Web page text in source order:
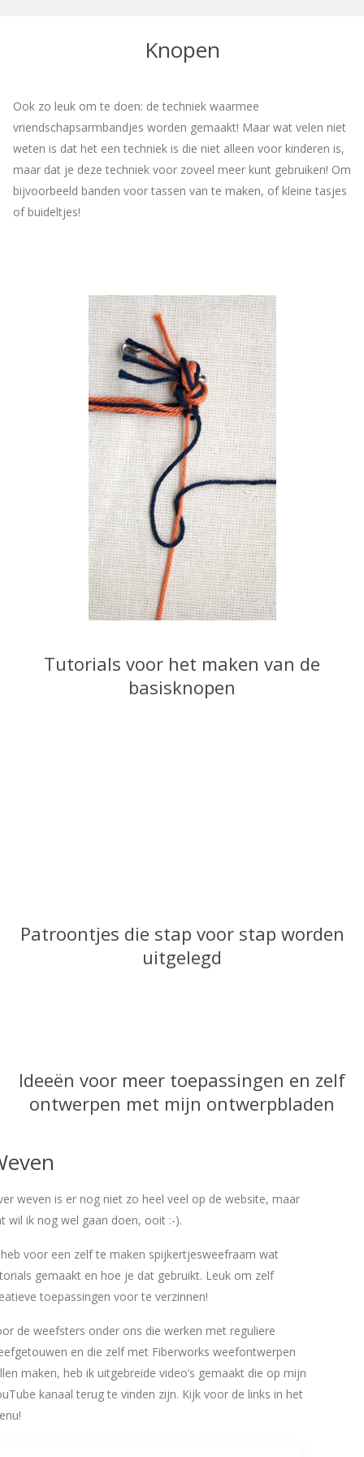
Knopen
Ook zo leuk om te doen: de techniek waarmee
vriendschapsarmbandjes worden gemaakt! Maar wat velen niet
weten is dat het een techniek is die niet alleen voor kinderen is,
maar dat je deze techniek voor zoveel meer kunt gebruiken! Om
bijvoorbeeld banden voor tassen van te maken, of kleine tasjes
of buideltjes!
Tutorials voor het maken van de
basisknopen
Patroontjes die stap voor stap worden
uitgelegd
Ideeën voor meer toepassingen en zelf
ontwerpen met mijn ontwerpbladen
weven is er nog niet zo heel veel op de website, maar
wil ik nog wel gaan doen, ooit :-).
voor een zelf te maken spijkertjesweefraam wat
gemaakt en hoe je dat gebruikt. Leuk om zelf
toepassingen voor te verzinnen!
de weefsters onder ons die werken met reguliere
en die zelf met Fiberworks weefontwerpen
maken, heb ik uitgebreide video’s gemaakt die op mijn
kanaal terug te vinden zijn. Kijk voor de links in het